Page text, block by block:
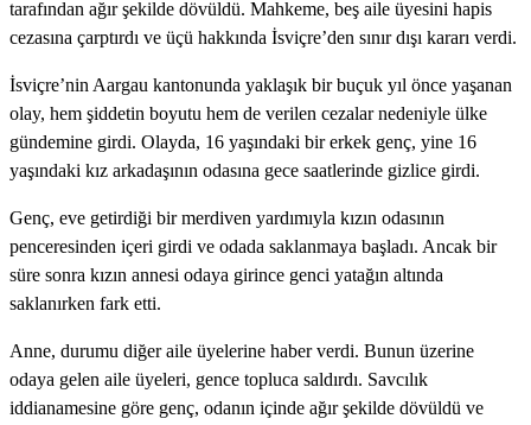
tarafından ağır şekilde dövüldü. Mahkeme, beş aile üyesini hapis
cezasına çarptırdı ve üçü hakkında İsviçre’den sınır dışı kararı verdi.
İsviçre’nin Aargau kantonunda yaklaşık bir buçuk yıl önce yaşanan
olay, hem şiddetin boyutu hem de verilen cezalar nedeniyle ülke
gündemine girdi. Olayda, 16 yaşındaki bir erkek genç, yine 16
yaşındaki kız arkadaşının odasına gece saatlerinde gizlice girdi.
Genç, eve getirdiği bir merdiven yardımıyla kızın odasının
penceresinden içeri girdi ve odada saklanmaya başladı. Ancak bir
süre sonra kızın annesi odaya girince genci yatağın altında
saklanırken fark etti.
Anne, durumu diğer aile üyelerine haber verdi. Bunun üzerine
odaya gelen aile üyeleri, gence topluca saldırdı. Savcılık
iddianamesine göre genç, odanın içinde ağır şekilde dövüldü ve